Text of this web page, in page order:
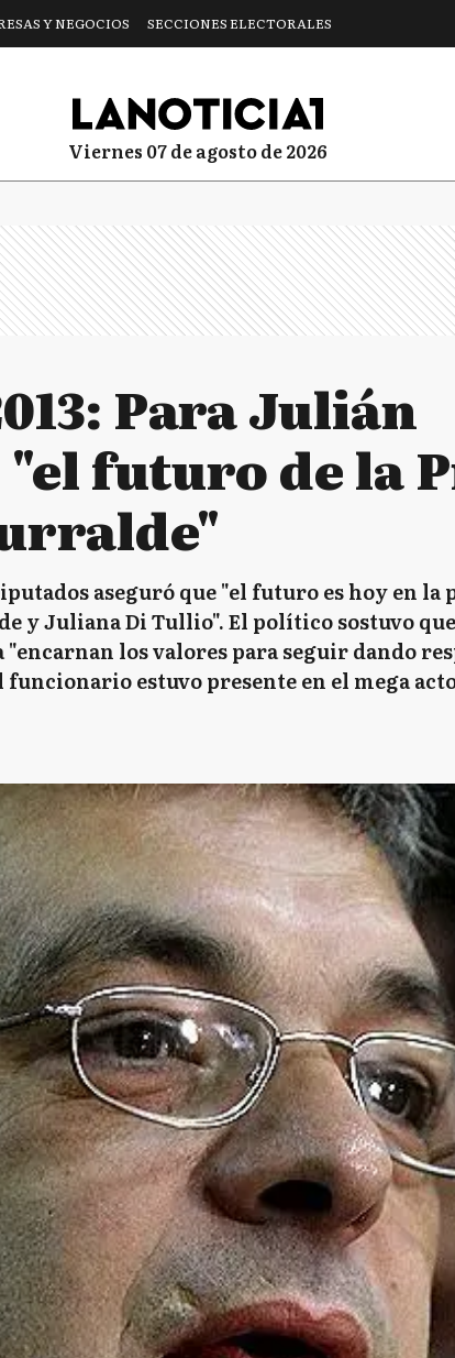
Y NEGOCIOS SECCIONES ELECTORALES
viernes 07 de agosto de 2026
Para Julián
"el futuro de la
aseguró que "el futuro es hoy en la
y Juliana Di Tullio". El político sostuvo
los valores para seguir dando
funcionario estuvo presente en el mega